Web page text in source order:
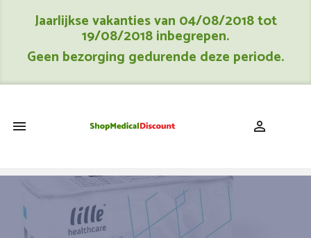
Jaarlijkse vakanties van 04/08/2018 tot
19/08/2018 inbegrepen.
Geen bezorging gedurende deze periode.
 